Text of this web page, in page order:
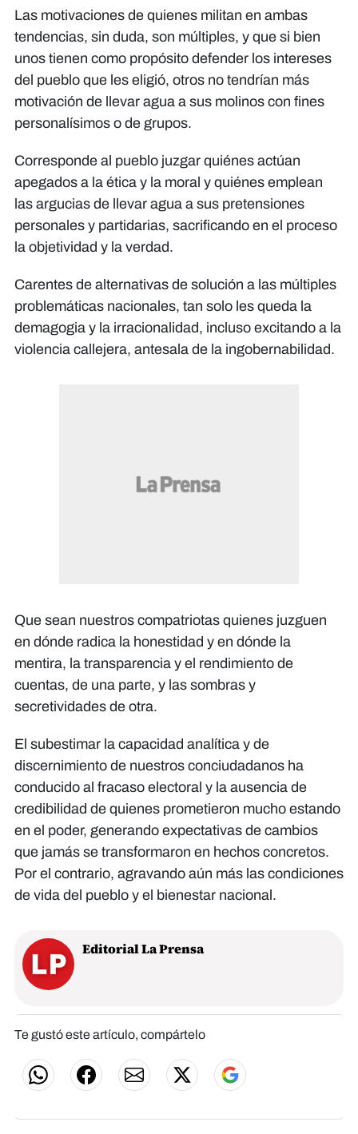
Las motivaciones de quienes militan en ambas
tendencias, sin duda, son múltiples, y que si bien
unos tienen como propósito defender los intereses
del pueblo que les eligió, otros no tendrían más
motivación de llevar agua a sus molinos con fines
personalísimos o de grupos.
Corresponde al pueblo juzgar quiénes actúan
apegados a la ética y la moral y quiénes emplean
las argucias de llevar agua a sus pretensiones
personales y partidarias, sacrificando en el proceso
la objetividad y la verdad.
Carentes de alternativas de solución a las múltiples
problemáticas nacionales, tan solo les queda la
demagogia y la irracionalidad, incluso excitando a la
violencia callejera, antesala de la ingobernabilidad.
Que sean nuestros compatriotas quienes juzguen
en dónde radica la honestidad y en dónde la
mentira, la transparencia y el rendimiento de
cuentas, de una parte, y las sombras y
secretividades de otra.
El subestimar la capacidad analítica y de
discernimiento de nuestros conciudadanos ha
conducido al fracaso electoral y la ausencia de
credibilidad de quienes prometieron mucho estando
en el poder, generando expectativas de cambios
que jamás se transformaron en hechos concretos.
Por el contrario, agravando aún más las condiciones
de vida del pueblo y el bienestar nacional.
Editorial La Prensa
Te gustó este artículo, compártelo